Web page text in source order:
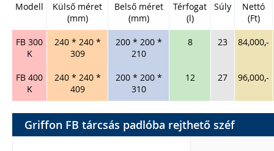
Modell
Külső méret
(mm)
Belső méret
(mm)
Térfogat
(l)
Súly
Nettó
(Ft)
FB 300
K
240 * 240 *
309
200 * 200 *
210
8 23 84,000,-
FB 400
K
240 * 240 *
409
200 * 200 *
310
12 27 96,000,-
Griffon FB tárcsás padlóba rejthető széf